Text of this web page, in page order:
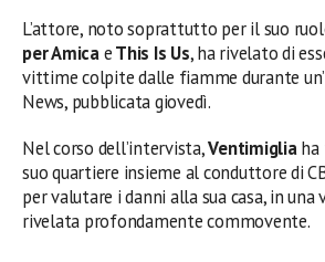
L’attore, noto soprattutto per il suo
per AmicaeThis Is Us, ha rivelato di
vittime colpite dalle fiamme durante
News, pubblicata giovedì.
Nel corso dell’intervista,Ventimigliaha
suo quartiere insieme al conduttore di
per valutare i danni alla sua casa, in una
rivelata profondamente commovente.